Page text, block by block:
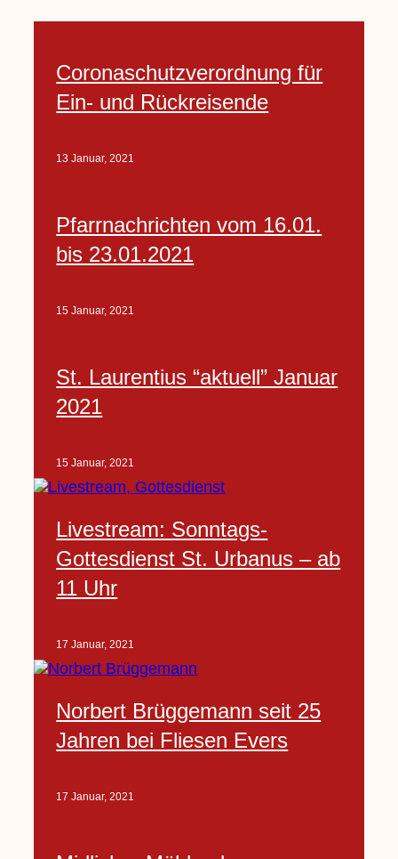
Coronaschutzverordnung für
Ein- und Rückreisende
13 Januar, 2021
Pfarrnachrichten vom 16.01.
bis 23.01.2021
15 Januar, 2021
St. Laurentius “aktuell” Januar
2021
15 Januar, 2021
Livestream: Sonntags-
Gottesdienst St. Urbanus – ab
11 Uhr
17 Januar, 2021
Norbert Brüggemann seit 25
Jahren bei Fliesen Evers
17 Januar, 2021